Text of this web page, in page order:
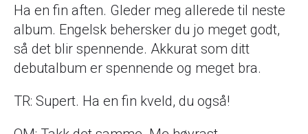
Ha en fin aften. Gleder meg allerede til neste
album. Engelsk behersker du jo meget godt,
så det blir spennende. Akkurat som ditt
debutalbum er spennende og meget bra.
TR: Supert. Ha en fin kveld, du også!